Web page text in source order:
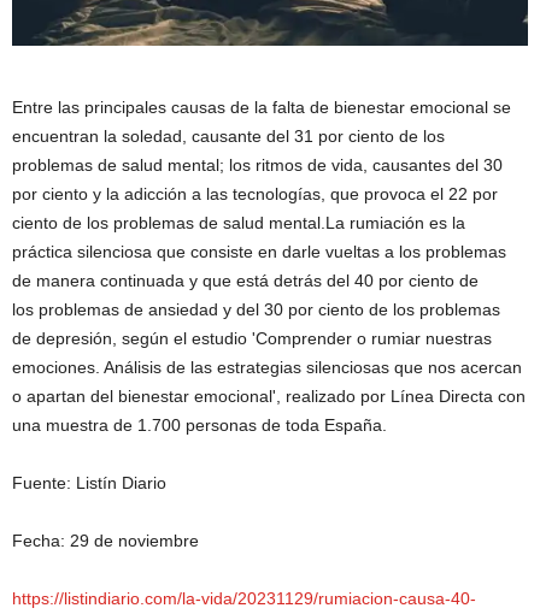
Entre las principales causas de la falta de bienestar emocional se
encuentran la soledad, causante del 31 por ciento de los
problemas de salud mental; los ritmos de vida, causantes del 30
por ciento y la adicción a las tecnologías, que provoca el 22 por
ciento de los problemas de salud mental.La rumiación es la
práctica silenciosa que consiste en darle vueltas a los problemas
de manera continuada y que está detrás del 40 por ciento de
los problemas de ansiedad y del 30 por ciento de los problemas
de depresión, según el estudio 'Comprender o rumiar nuestras
emociones. Análisis de las estrategias silenciosas que nos acercan
o apartan del bienestar emocional', realizado por Línea Directa con
una muestra de 1.700 personas de toda España.
Fuente: Listín Diario
Fecha: 29 de noviembre
https://listindiario.com/la-vida/20231129/rumiacion-causa-40-